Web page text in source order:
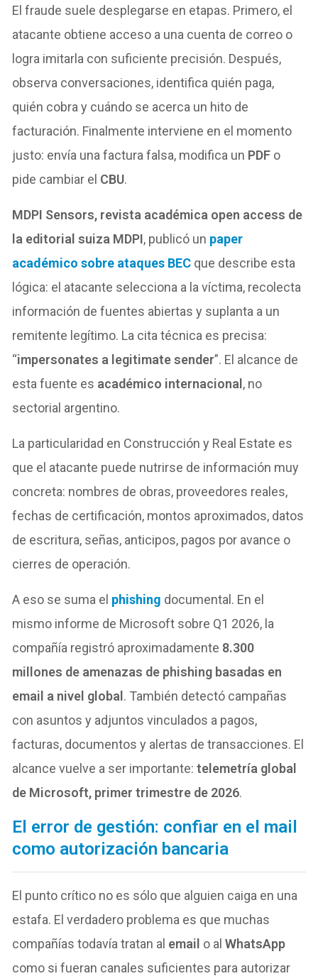
El fraude suele desplegarse en etapas. Primero, el
atacante obtiene acceso a una cuenta de correo o
logra imitarla con suficiente precisión. Después,
observa conversaciones, identifica quién paga,
quién cobra y cuándo se acerca un hito de
facturación. Finalmente interviene en el momento
justo: envía una factura falsa, modifica un PDF o
pide cambiar el CBU.
MDPI Sensors, revista académica open access de
la editorial suiza MDPI, publicó un paper
académico sobre ataques BEC que describe esta
lógica: el atacante selecciona a la víctima, recolecta
información de fuentes abiertas y suplanta a un
remitente legítimo. La cita técnica es precisa:
“impersonates a legitimate sender”. El alcance de
esta fuente es académico internacional , no
sectorial argentino.
La particularidad en Construcción y Real Estate es
que el atacante puede nutrirse de información muy
concreta: nombres de obras, proveedores reales,
fechas de certificación, montos aproximados, datos
de escritura, señas, anticipos, pagos por avance o
cierres de operación.
A eso se suma el phishing documental. En el
mismo informe de Microsoft sobre Q1 2026, la
compañía registró aproximadamente 8.300
millones de amenazas de phishing basadas en
email a nivel global . También detectó campañas
con asuntos y adjuntos vinculados a pagos,
facturas, documentos y alertas de transacciones. El
alcance vuelve a ser importante:telemetría global
de Microsoft, primer trimestre de 2026.
El error de gestión: confiar en el mail
como autorización bancaria
El punto crítico no es sólo que alguien caiga en una
estafa. El verdadero problema es que muchas
compañías todavía tratan al email o alWhatsApp
como si fueran canales suficientes para autorizar